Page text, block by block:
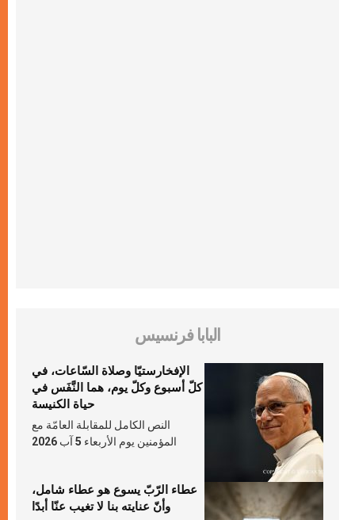
البابا فرنسيس
الإفخارستيّا وصلاة السّاعات، في
كلّ أسبوع وكلّ يوم، هما النَّفَس في
حياة الكنيسة
النص الكامل للمقابلة العامّة مع
المؤمنين يوم الأربعاء 5 آب 2026
عطاء الرّبّ يسوع هو عطاء شامل،
وأنّ عنايته بنا لا تغيب عنّا أبدًا